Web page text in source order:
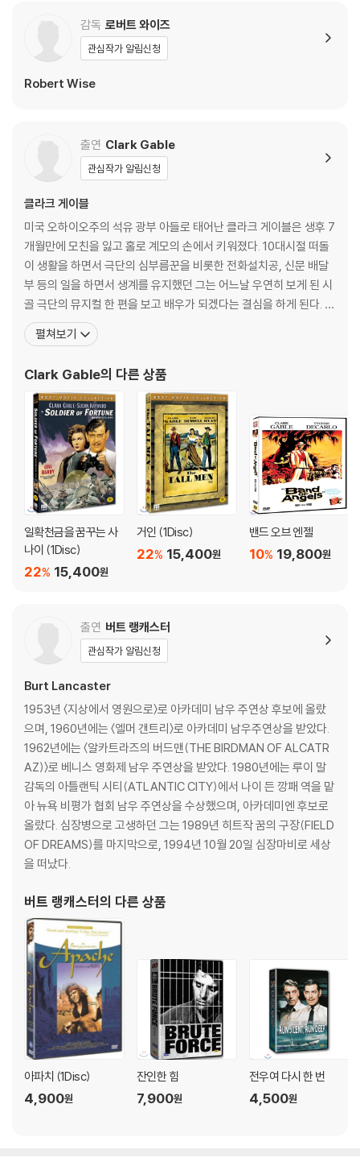
난 활약에도 불구하고 위험한 곳으로 알려진 제 7지역에서 그의 함선은 폭
파되고 만다. 그로 부터 1년동안 함장의 자리에서 물러나 행정만 보던 리차
년 동안 4대의 잠수함이 일본군에 의해 희생된 것이다. 결국 그는 상부에
한편 오랜 부함장 시절을 마감하고 드디어 함장 임명을 앞둔 짐(버트 랭카
스터)은 모든 대원들의 축하를 받으며 들떠있지만 상부에서 리차드슨을
새 함장에 임명하자 짐은 허탈해진다. 많은 전투에서 실전경험이 많은 리
차드슨과 오랫동안 부함장으로 지내면서 대원들과 가깝게 지내고 잠수함
에 대해 모든 것을 파악하고 있는 짐은 잦은 의견충동을 일으키기도 한다.
더구나 리차드슨은 부대원들의 위험을 무릅쓰고 위험한 지역에서의 공격
을 감행하고 이로인해 대원들은 두려움을 느끼게 되는데.....
DVD/ Blu-ray 구매시 참고 사항 안내드립니다.
※ 4K블루레이, 3D 블루레이 재생 관련 안내
이어를 사용하셔야 합니다. 더불어 플레이어 소프트웨어 최신 버전의 업데
이트, 대용량 케이블 사용이 필수입니다.
2) 3D 블루레이는 전용 플레이어와 3D 지원 TV를 통해서만 재생 가능합
니다.
※ 아웃케이스/구성품/포장 상태
1) 제작/배송 과정에서 경미한 아웃케이스 주름, 모서리 눌림 및 갈라짐이
발생할 수 있습니다. 반품을 원하실 경우 미개봉 상태로 문의 부탁드립니
2) 스틸북 케이스 제작 과정에서 기포 혹은 경미한 인쇄 오류가 발생할 수
있습니다.
4) 본품 보호를 위해 노란색의 카톤 박스로 재포장한 경우, 카톤박스 손상
에 의한 교환/반품은 불가합니다.
5) 아웃케이스/구성품/포장 상태 불량에 의한 교환/반품 신청시 불량 확
인을 위해 개봉 시의 동영상을 요청할 수 있으며, 동영상이 없는 경우 교
환/반품이 제한될 수 있습니다.
※ 디스크 재생 불량
1) 기기 문제로 인해 발생하는 재생 불량 현상에 대해서는 반품/교환이 불
가하니 최신 소프트웨어로 업데이트된 DVD/BD 전용 기기에서 재생하실
것을 권유해 드립니다.
2) 정전기와 먼지로 인해 재생이 원활하지 않은 경우가 있습니다. 디스크
를 마른 천으로 닦으시거나, DVD 클리너 등 전용 제품을 이용하면 대부분
해결됩니다.
생이 불가능한 경우가 있습니다. 독립형 전용 플레이어 사용을 권장드리
며, ODD 사용으로 인한 재생 불량의 경우 교환 시에도 동일한 오류가 발
생할 수 있음을 알려드립니다.
※ 디스크 외관 불량
디스크에 미세한 잔 흠집이 남아있거나 인쇄 면이 깨끗하지 않은 경우가
있으며, 상품의 불량이 아닙니다. 단, 재생에 이상이 있는 경우에는 불량으
로 인한 반품/교환이 가능합니다.
※ 교환/반품 안내
1) 불량으로 인한 교환/반품 요청 시에는 불량 확인을 위해 개봉 시의 동영
상을 요청할 수 있으며, 동영상이 없는 경우 교환/반품이 제한될 수 있습니
감독 로버트 와이즈
관심작가 알림신청
Robert Wise
출연 Clark Gable
관심작가 알림신청
클라크 게이블
미국 오하이오주의 석유 광부 아들로 태어난 클라크 게이블은 생후 7
개월만에 모친을 잃고 홀로 계모의 손에서 키워졌다. 10대시절 떠돌
이 생활을 하면서 극단의 심부름꾼을 비롯한 전화설치공, 신문 배달
부 등의 일을 하면서 생계를 유지했던 그는 어느날 우연히 보게 된 시
골 극단의 뮤지컬 한 편을 보고 배우가 되겠다는 결심을 하게 된다. 그
는 조세핀 딜런을 만나 철저한 연기수업을 받으며 라이오넬 배리모어
와 같은 무대에 나란히서며 배우가 되기 위한 꿈을 펼치기 시작했다.
느날 밤에 생긴 일], [바람과 함께 사라지다
펼쳐보기
Clark Gable의 다른 상품
일확천금을 꿈꾸는 사
나이 (1Disc)
15,400원
22%
거인 (1Disc)
15,400원
22%
밴드 오브 엔젤
19,800원
10%
출연 버트 랭캐스터
관심작가 알림신청
Burt Lancaster
1953년 〈지상에서 영원으로〉로 아카데미 남우 주연상 후보에 올랐
으며, 1960년에는 〈엘머 갠트리〉로 아카데미 남우주연상을 받았다.
1962년에는 〈알카트라즈의 버드맨(THE BIRDMAN OF ALCATR
AZ)〉로 베니스 영화제 남우 주연상을 받았다. 1980년에는 루이 말
감독의 아틀랜틱 시티(ATLANTIC CITY)에서 나이 든 깡패 역을 맡
아 뉴욕 비평가 협회 남우 주연상을 수상했으며, 아카데미엔 후보로
올랐다. 심장병으로 고생하던 그는 1989년 히트작 꿈의 구장(FIELD
OF DREAMS)를 마지막으로, 1994년 10월 20일 심장마비로 세상
을 떠났다.
버트 랭캐스터의 다른 상품
아파치 (1Disc)
4,900원
잔인한 힘
7,900원
전우여 다시 한 번
4,500원